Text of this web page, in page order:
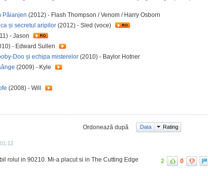
Păianjen (2012) - Flash Thompson / Venom / Harry Osborn
și secretul aripilor (2012) - Sled (voce)
- Jason
- Edward Sullen
Doo și echipa misterelor (2010) - Baylor Hotner
(2009) - Kyle
(2008) - Will
Ordonează după Data Rating
rolul in 90210. Mi-a placut si in The Cutting Edge
2 0